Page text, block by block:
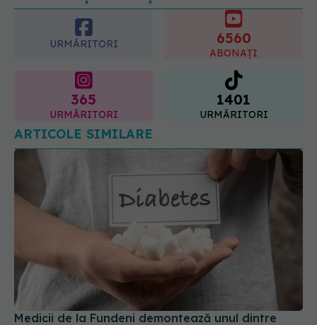
06.08.2026, 16:37
URMĂRITORI
ABONAȚI
URMĂRITORI URMĂRITORI
ARTICOLE SIMILARE
Medicii de la Fundeni demontează unul dintre
cele mai răspândite mituri despre diabet
06 aug 2026, 11:52